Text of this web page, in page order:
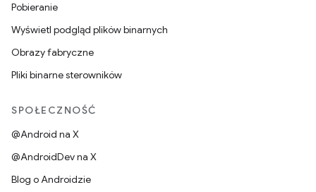
Pobieranie
Wyświetl podgląd plików binarnych
Obrazy fabryczne
Pliki binarne sterowników
SPOŁECZNOŚĆ
@Android na X
@AndroidDev na X
Blog o Androidzie